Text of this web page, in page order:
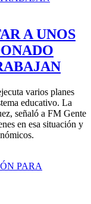
A UNOS
varios planes
educativo. La
señaló a FM Gente
en esa situación y